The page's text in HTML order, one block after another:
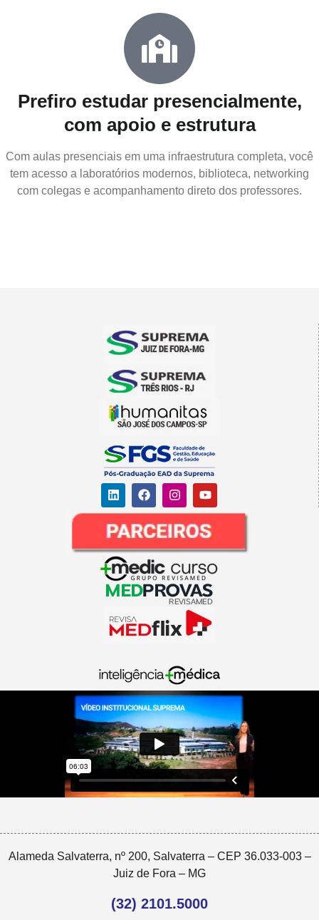
Prefiro estudar presencialmente,
com apoio e estrutura
Com aulas presenciais em uma infraestrutura completa, você
tem acesso a laboratórios modernos, biblioteca, networking
com colegas e acompanhamento direto dos professores.
Alameda Salvaterra, nº 200, Salvaterra – CEP 36.033-003 –
Juiz de Fora – MG
(32) 2101.5000